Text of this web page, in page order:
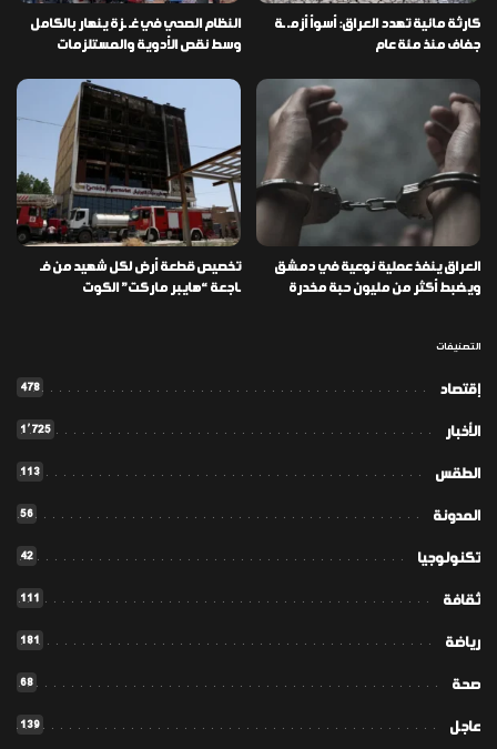
كارثة مائية تهدد العراق: أسوأ أزمـ ـة
جفاف منذ مئة عام
النظام الصحي في غـ ـزة ينهار بالكامل
وسط نقص الأدوية والمستلزمات
العراق ينفذ عملية نوعية في دمشق
ويضبط أكثر من مليون حبة مخدرة
تخصيص قطعة أرض لكل شهيد من فـ
ـاجعة “هايبر ماركت” الكوت
التصنيفات
إقتصاد 478
الأخبار 1٬725
الطقس 113
المدونة 56
تكنولوجيا 42
ثقافة 111
رياضة 181
صحة 68
عاجل 139